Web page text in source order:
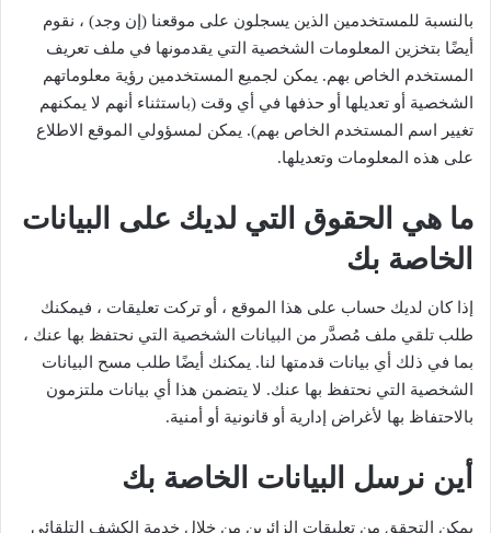
بالنسبة للمستخدمين الذين يسجلون على موقعنا (إن وجد) ، نقوم
أيضًا بتخزين المعلومات الشخصية التي يقدمونها في ملف تعريف
المستخدم الخاص بهم. يمكن لجميع المستخدمين رؤية معلوماتهم
الشخصية أو تعديلها أو حذفها في أي وقت (باستثناء أنهم لا يمكنهم
تغيير اسم المستخدم الخاص بهم). يمكن لمسؤولي الموقع الاطلاع
على هذه المعلومات وتعديلها.
ما هي الحقوق التي لديك على البيانات
الخاصة بك
إذا كان لديك حساب على هذا الموقع ، أو تركت تعليقات ، فيمكنك
طلب تلقي ملف مُصدَّر من البيانات الشخصية التي نحتفظ بها عنك ،
بما في ذلك أي بيانات قدمتها لنا. يمكنك أيضًا طلب مسح البيانات
الشخصية التي نحتفظ بها عنك. لا يتضمن هذا أي بيانات ملتزمون
بالاحتفاظ بها لأغراض إدارية أو قانونية أو أمنية.
أين نرسل البيانات الخاصة بك
يمكن التحقق من تعليقات الزائرين من خلال خدمة الكشف التلقائي